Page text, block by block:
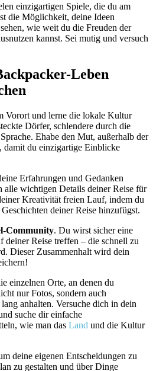
einzigartigen Spiele, die du am
die Möglichkeit, deine Ideen
wie weit du die Freuden der
kannst. Sei mutig und versuch
Leben
Vorort und lerne die lokale Kultur
Dörfer, schlendere durch die
Ehabe den Mut, außerhalb der
damit du einzigartige Einblicke
Erfahrungen und Gedanken
alle wichtigen Details deiner Reise für
Kreativität freien Lauf, indem du
deiner Reise hinzufügst.
Community. Du wirst sicher eine
deiner Reise treffen – die schnell zu
Dieser Zusammenhalt wird dein
einzelnen Orte, an denen du
nur Fotos, sondern auch
anhalten. Versuche dich in dein
suche dir einfache
wie man das Land und die Kultur
deine eigenen Entscheidungen zu
zu gestalten und über Dinge